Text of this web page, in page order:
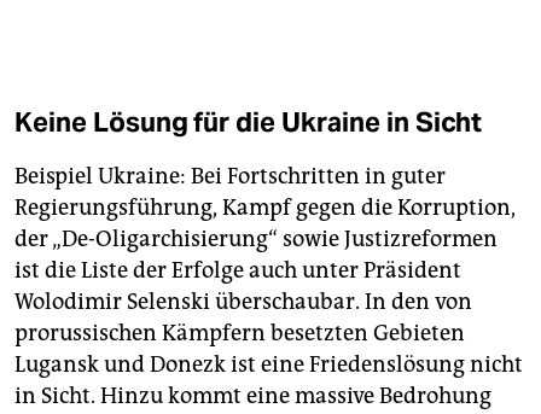
Keine Lösung für die Ukraine in Sicht
Beispiel Ukraine: Bei Fortschritten in guter
Regierungsführung, Kampf gegen die Korruption,
der „De-Oligarchisierung“ sowie Justizreformen
ist die Liste der Erfolge auch unter Präsident
Wolodimir Selenski überschaubar. In den von
prorussischen Kämpfern besetzten Gebieten
Lugansk und Donezk ist eine Friedenslösung nicht
in Sicht. Hinzu kommt eine massive Bedrohung